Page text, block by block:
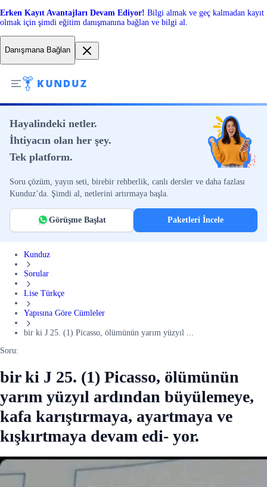
Erken Kayıt Avantajları Devam Ediyor! Bilgi almak ve geç kalmadan kayıt
olmak için şimdi eğitim danışmanına bağlan ve bilgi al.
Danışmana Bağlan
Hayalindeki netler.
İhtiyacın olan her şey.
Tek platform.
Soru çözüm, yayın seti, birebir rehberlik, canlı dersler ve daha fazlası
Kunduz’da. Şimdi al, netlerini artırmaya başla.
Görüşme Başlat Paketleri İncele
Kunduz
Sorular
Lise Türkçe
Yapısına Göre Cümleler
bir ki J 25. (1) Picasso, ölümünün yarım yüzyıl ...
Soru:
bir ki J 25. (1) Picasso, ölümünün
yarım yüzyıl ardından büyülemeye,
kafa karıştırmaya, ayartmaya ve
kışkırtmaya devam edi- yor.